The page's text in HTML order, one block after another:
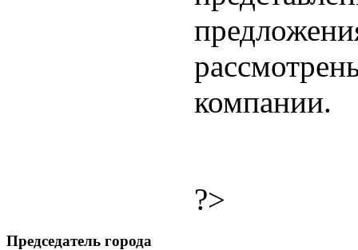
компании.
?>
Председатель города